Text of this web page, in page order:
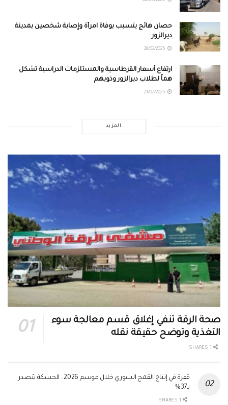
حصان هائج يتسبب بوفاة امرأة وإصابة شخصين بمدينة
ديرالزور
ارتفاع أسعار القرطاسية والمستلزمات الدراسية تشكل
هماً لطلاب ديرالزور وذويهم
المزيد
صحة الرقة تنفي إغلاق قسم معالجة سوء
التغذية وتوضح حقيقة نقله
قفزة في إنتاج القمح السوري خلال موسم 2026.. الحسكة تتصدر
بـ37%